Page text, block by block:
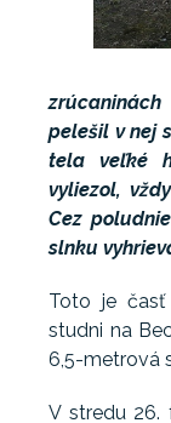
pelešil v nej
tela veľké
vyliezol,
Cez
slnku
Toto je časť
studni na
6,5-metrová
V stredu 26.